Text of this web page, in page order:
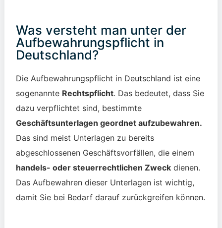
Was versteht man unter der
Aufbewahrungspflicht in
Deutschland?
Die Aufbewahrungspflicht in Deutschland ist eine
sogenannte Rechtspflicht. Das bedeutet, dass Sie
dazu verpflichtet sind, bestimmte
Geschäftsunterlagen geordnet aufzubewahren.
Das sind meist Unterlagen zu bereits
abgeschlossenen Geschäftsvorfällen, die einem
handels- oder steuerrechtlichen Zweckdienen.
Das Aufbewahren dieser Unterlagen ist wichtig,
damit Sie bei Bedarf darauf zurückgreifen können.